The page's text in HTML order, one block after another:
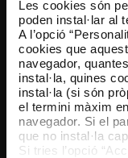
Les cookies són
poden instal·lar al
A l’opció
cookies que
navegador,
instal·la, quines
instal·la (si són
el termini màxim
navegador. Si el
que no instal·la
Si tries l’opció
TMB App
Descarrega’t TMB
App Store